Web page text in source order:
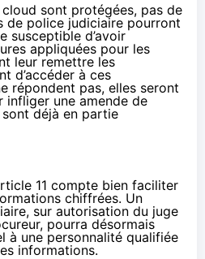
sont protégées, pas de
de police judiciaire pourront
susceptible d’avoir
appliquées pour les
leur remettre les
d’accéder à ces
répondent pas, elles seront
infliger une amende de
déjà en partie
11 compte bien faciliter
chiffrées. Un
sur autorisation du juge
pourra désormais
à une personnalité qualifiée
informations.